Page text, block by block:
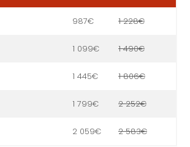
987€ 1 228€
1 099€ 1 490€
1 445€ 1 806€
1 799€ 2 252€
2 059€ 2 583€